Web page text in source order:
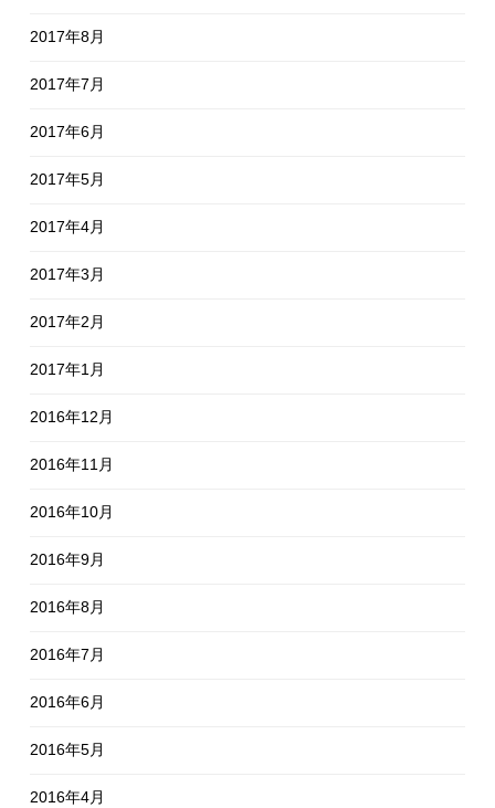
2017年8月
2017年7月
2017年6月
2017年5月
2017年4月
2017年3月
2017年2月
2017年1月
2016年12月
2016年11月
2016年10月
2016年9月
2016年8月
2016年7月
2016年6月
2016年5月
2016年4月